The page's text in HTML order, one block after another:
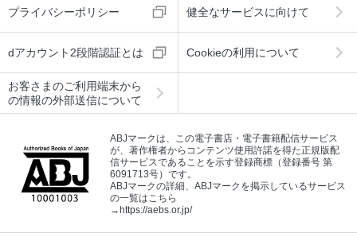
プライバシーポリシー 健全なサービスに向けて
dアカウント2段階認証とは Cookieの利用について
お客さまのご利用端末から
の情報の外部送信について
ABJマークは、この電子書店・電子書籍配信サービス
が、著作権者からコンテンツ使用許諾を得た正規版配
信サービスであることを示す登録商標（登録番号 第
6091713号）です。
ABJマークの詳細、ABJマークを掲示しているサービス
の一覧はこちら
→https://aebs.or.jp/